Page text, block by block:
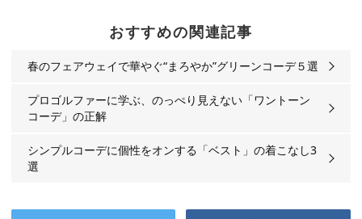
おすすめの関連記事
春のフェアウェイで華やぐ“まろやか”グリーンコーデ５選
プロゴルファーに学ぶ、のっぺり見えない「ワントーン
コーデ」の正解
シンプルコーデに個性をオンする「ベスト」の着こなし3
選